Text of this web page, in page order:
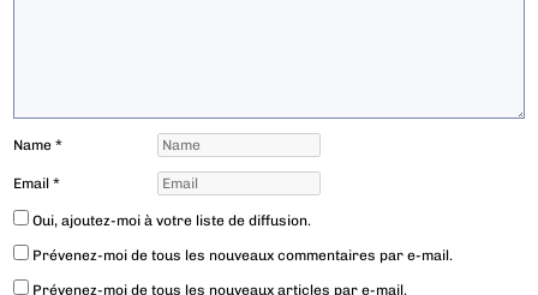
Name*
Email*
Oui, ajoutez-moi à votre liste de diffusion.
Prévenez-moi de tous les nouveaux commentaires par e-mail.
Prévenez-moi de tous les nouveaux articles par e-mail.